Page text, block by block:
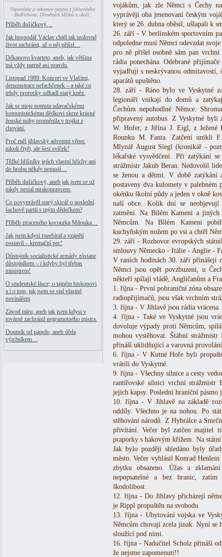
Vzpomínky a sekvence (nejen) z jihlavského
Bedřichova, Dřevěných Mlýnů a okolí:
Příběh dušičkový…
Jak hospodář Václav chtěl tak usilovně
život zachránit, až o něj přišel…
Děkanovo kvarteto, aneb, jak většina
má vždy patrně asi pravdu.
Listopad 1989: Koncert ve Vlašimi,
demonstrace nefachčenek – a také co
tehdy prorocky odhadl starý kněz.
Jak se moje pomsta udavačskému
komunistickému dědkovi skrze krásné
ženské nohy proměnila v trojku z
chování.
Proč měl jihlavský adventní věnec
nikoli čtyři, ale šest svíček?
Těžké hříšníky jejich vlastní hříchy ani
do hrobu někdy nepustí…
Příběh dušičkový, aneb jak jsem se už
nikdy nestal mrakopravcem.
Co povyprávěl starý skicář o poslední
šachové partii s mým dědečkem?
Příběh ztraceného kocourka Mňouka…
Jak jsem kdysi rozebíral a vzápětí
postavil – kremační pec!
Důstojník socialistické armády zůstane
důstojníkem – i kdyby byl třebas
ministrem!
O studentské lásce, o tajném biskupovi
a i o tom, jak jsem se stal vlastně
novinářem
Závod míru, aneb jak jsem kdysi v
továrně zachránil negramotného mistra.
Doutník od papeže, aneb děda
výtržníkem…
vojákům, jak zle Němci s Čechy
vyprávějí oba jmenovaní českým
který se 26. dubna oběsil, ušlapali k
26. září - V berlínském sportovním
odpoledne musí Němci odevzdat
pro ně přišel osobně sám pan
rádia ponechána. Odebrané
vyjadřují s neskrývanou odmítavostí,
aparátů upuštěno.
28. září - Ráno bylo ve Vyskytné
legionáři vnikají do domů a
Čechům nepohodlné Němce.
připravený autobus. Z Vyskytné byli
W. Hofer, z Jiřína J. Eigl, z Ježené
Rounku M. Fanta. Zatčení unikli
Mlynář August Siegl (kronikář -
lékařské vysvědčení. Při zatýkání
strážmistr Jakub Beran. Nedovolil
se ženou a dětmi. V době
postaveny dva kulomety v palebném
okénku školní půdy a jeden v okně
naší obce. Kolik dní se
zatmění. Na Bílém Kameni a
Němcům. Na Bílém Kameni
kuchyňským nožem po vsi a chtěl
29. září - Rozhovor evropských
smlouvy Německo - Itálie - Anglie -
V raních hodinách 30. září přinášejí
Němci jsou opět povzbuzeni, u
někteří spílají vládě, Angličanům a
1. října - První pohraniční zóna
radiopřijímačů, jsou však vrchním
3. října - V Jihlavě jsou rádia vrácena.
4. října - Také ve Vyskytné jsou
dovoluje výpady proti Němcům,
mohou vystěhovat. Štábní
přináší uklidňující a varovná
6. října - V Kutné Hoře byli
vrátili do Vyskytné.
9. října - Všechny silnice a cesty
rantířovské silnici vrchní strážmistr
jejich kapsy. Poslední hraniční pásmo
10. října - V Jihlavě na základě
oddíly. Všechno je na nohou. Po
stěhování národů. Z Hybrálce a
přivítání. Večer byl zatčen majitel
praporky s hákovým křížem. Na
Jak bylo později shledáno byly
město. Večer vyhlásil Konrad Henlein
zbytku obsazeno. Úžas a
nepopsatelné a bez hranic,
škodolibost.
12. října - Do Jihlavy přicházejí
je Rippl propuštěn na svobodu.
13. října - Ubytování vojska ve
Němcům chovají zcela jinak. Nyní se
sloužící pod nimi.
16. října - Nadučitel Scholz přináší
že nejsme zapomenuti!!